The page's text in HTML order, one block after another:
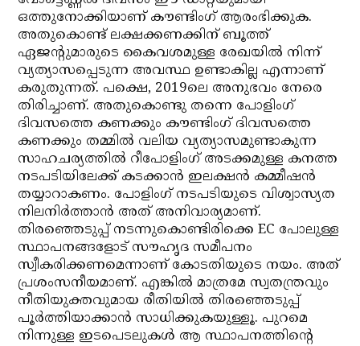
ഒത്തുനോക്കിയാണ് കൗണ്ടിംഗ് ആരംഭിക്കുക.
അതുകൊണ്ട് ലക്ഷക്കണക്കിന് ബൂത്ത്
ഏജന്റുമാരുടെ കൈവശമുള്ള രേഖയില്‍ നിന്ന്
വ്യത്യാസപ്പെടുന്ന അവസ്ഥ ഉണ്ടാകില്ല എന്നാണ്
കരുതുന്നത്. പക്ഷെ, 2019ലെ അനുഭവം നേരെ
തിരിച്ചാണ്. അതുകൊണ്ടു തന്നെ പോളിംഗ്
ദിവസത്തെ കണക്കും കൗണ്ടിംഗ് ദിവസത്തെ
കണക്കും തമ്മില്‍ വലിയ വ്യത്യാസമുണ്ടാകുന്ന
സാഹചര്യത്തില്‍ റീപോളിംഗ് അടക്കമുള്ള കനത്ത
നടപടിയിലേക്ക് കടക്കാന്‍ ഇലക്ഷന്‍ കമ്മീഷന്‍
തയ്യാറാകണം. പോളിംഗ് നടപടിയുടെ വിശ്വാസ്യത
നിലനിര്‍ത്താന്‍ അത് അനിവാര്യമാണ്.
തിരഞ്ഞെടുപ്പ് നടന്നുകൊണ്ടിരിക്കെ EC പോലുള്ള
സ്ഥാപനങ്ങളോട് സൗഹൃദ സമീപനം
സ്വീകരിക്കണമെന്നാണ് കോടതിയുടെ നയം. അത്
പ്രശംസനീയമാണ്. എങ്കില്‍ മാത്രമേ സ്വതന്ത്രവും
നീതിയുക്തവുമായ രീതിയില്‍ തിരഞ്ഞെടുപ്പ്
പൂര്‍ത്തിയാക്കാന്‍ സാധിക്കുകയുള്ളൂ. പുറമെ
നിന്നുള്ള ഇടപെടലുകള്‍ ആ സ്ഥാപനത്തിന്റെ